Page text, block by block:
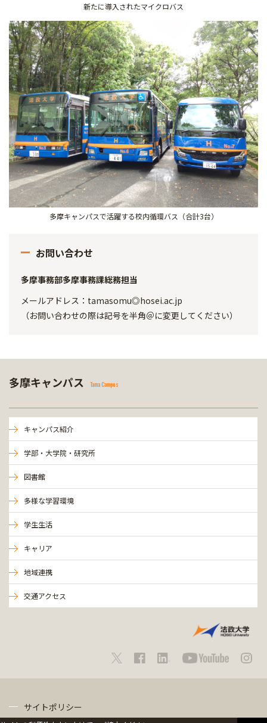
新たに導入されたマイクロバス
多摩キャンパスで活躍する校内循環バス（合計3台）
お問い合わせ
多摩事務部多摩事務課総務担当
メールアドレス：tamasomu◎hosei.ac.jp
（お問い合わせの際は記号を半角＠に変更してください）
多摩キャンパス Tama Campus
キャンパス紹介
学部・大学院・研究所
図書館
多様な学習環境
学生生活
キャリア
地域連携
交通アクセス
サイトポリシー